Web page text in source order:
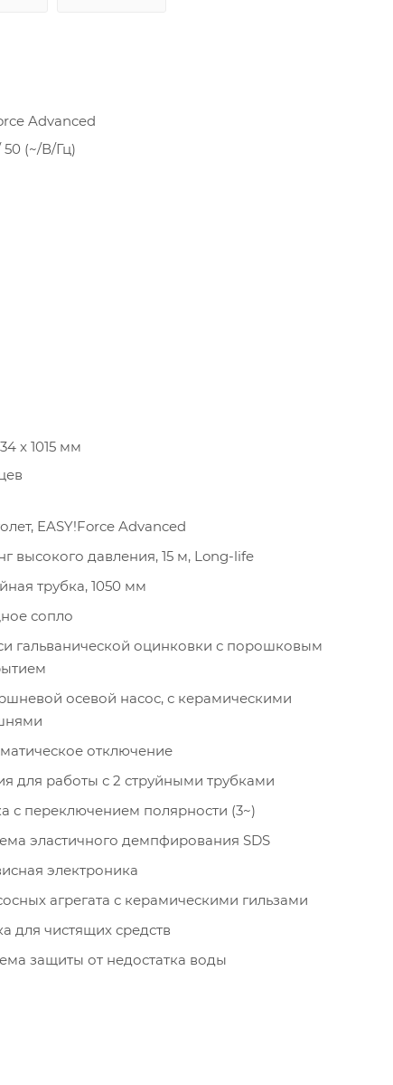
Advanced
(~/В/Гц)
x 1015 мм
EASY!Force Advanced
высокого давления, 15 м, Long-life
трубка, 1050 мм
сопло
гальванической оцинковки с порошковым
осевой насос, с керамическими
отключение
для работы с 2 струйными трубками
с переключением полярности (3~)
эластичного демпфирования SDS
электроника
агрегата с керамическими гильзами
для чистящих средств
защиты от недостатка воды